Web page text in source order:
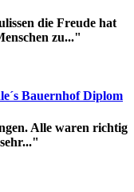
die Freude hat
zu..."
Bauernhof Diplom
Alle waren richtig